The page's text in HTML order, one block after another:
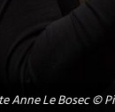
Anne Le Bosec ©